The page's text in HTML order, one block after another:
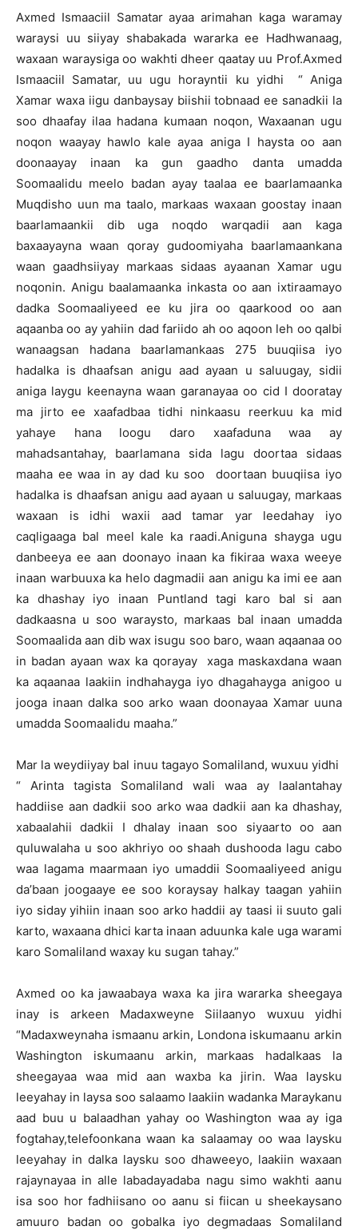
Axmed Ismaaciil Samatar ayaa arimahan kaga waramay
waraysi uu siiyay shabakada wararka ee Hadhwanaag,
waxaan waraysiga oo wakhti dheer qaatay uu Prof.Axmed
Ismaaciil Samatar, uu ugu horayntii ku yidhi “ Aniga
Xamar waxa iigu danbaysay biishii tobnaad ee sanadkii la
soo dhaafay ilaa hadana kumaan noqon, Waxaanan ugu
noqon waayay hawlo kale ayaa aniga I haysta oo aan
doonaayay inaan ka gun gaadho danta umadda
Soomaalidu meelo badan ayay taalaa ee baarlamaanka
Muqdisho uun ma taalo, markaas waxaan goostay inaan
baarlamaankii dib uga noqdo warqadii aan kaga
baxaayayna waan qoray gudoomiyaha baarlamaankana
waan gaadhsiiyay markaas sidaas ayaanan Xamar ugu
noqonin. Anigu baalamaanka inkasta oo aan ixtiraamayo
dadka Soomaaliyeed ee ku jira oo qaarkood oo aan
aqaanba oo ay yahiin dad fariido ah oo aqoon leh oo qalbi
wanaagsan hadana baarlamankaas 275 buuqiisa iyo
hadalka is dhaafsan anigu aad ayaan u saluugay, sidii
aniga laygu keenayna waan garanayaa oo cid I dooratay
ma jirto ee xaafadbaa tidhi ninkaasu reerkuu ka mid
yahaye hana loogu daro xaafaduna waa ay
mahadsantahay, baarlamana sida lagu doortaa sidaas
maaha ee waa in ay dad ku soo doortaan buuqiisa iyo
hadalka is dhaafsan anigu aad ayaan u saluugay, markaas
waxaan is idhi waxii aad tamar yar leedahay iyo
caqligaaga bal meel kale ka raadi.Aniguna shayga ugu
danbeeya ee aan doonayo inaan ka fikiraa waxa weeye
inaan warbuuxa ka helo dagmadii aan anigu ka imi ee aan
ka dhashay iyo inaan Puntland tagi karo bal si aan
dadkaasna u soo waraysto, markaas bal inaan umadda
Soomaalida aan dib wax isugu soo baro, waan aqaanaa oo
in badan ayaan wax ka qorayay xaga maskaxdana waan
ka aqaanaa laakiin indhahayga iyo dhagahayga anigoo u
jooga inaan dalka soo arko waan doonayaa Xamar uuna
umadda Soomaalidu maaha.”
Mar la weydiiyay bal inuu tagayo Somaliland, wuxuu yidhi
“ Arinta tagista Somaliland wali waa ay laalantahay
haddiise aan dadkii soo arko waa dadkii aan ka dhashay,
xabaalahii dadkii I dhalay inaan soo siyaarto oo aan
quluwalaha u soo akhriyo oo shaah dushooda lagu cabo
waa lagama maarmaan iyo umaddii Soomaaliyeed anigu
da’baan joogaaye ee soo koraysay halkay taagan yahiin
iyo siday yihiin inaan soo arko haddii ay taasi ii suuto gali
karto, waxaana dhici karta inaan aduunka kale uga warami
karo Somaliland waxay ku sugan tahay.”
Axmed oo ka jawaabaya waxa ka jira wararka sheegaya
inay is arkeen Madaxweyne Siilaanyo wuxuu yidhi
“Madaxweynaha ismaanu arkin, Londona iskumaanu arkin
Washington iskumaanu arkin, markaas hadalkaas la
sheegayaa waa mid aan waxba ka jirin. Waa laysku
leeyahay in laysa soo salaamo laakiin wadanka Maraykanu
aad buu u balaadhan yahay oo Washington waa ay iga
fogtahay,telefoonkana waan ka salaamay oo waa laysku
leeyahay in dalka laysku soo dhaweeyo, laakiin waxaan
rajaynayaa in alle labadayadaba nagu simo wakhti aanu
isa soo hor fadhiisano oo aanu si fiican u sheekaysano
amuuro badan oo gobalka iyo degmadaas Somaliland